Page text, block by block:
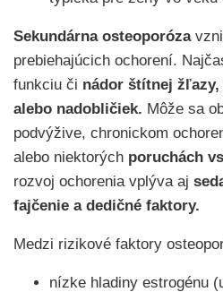
Sekundárna osteoporóza
prebiehajúcich ochorení.
funkciu či nádor štítnej
alebo nadobličiek. Môže sa
podvýžive, chronickom
alebo niektorých poruchách
rozvoj ochorenia vplýva aj
fajčenie a dedičné faktory.
Medzi rizikové faktory
nízke hladiny estrogénu